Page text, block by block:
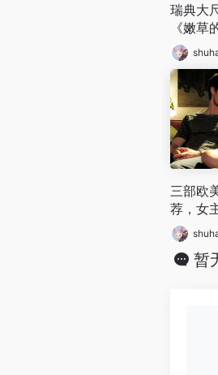
瑞典大
《嫩草
边缘，
欲探索
三部欧
荐，女
超大，
看
暂